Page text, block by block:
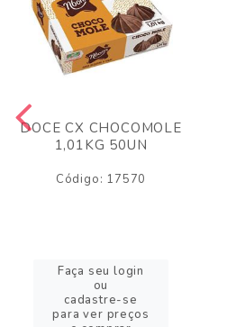
DOCE CX CHOCOMOLE
1,01KG 50UN
Código: 17570
Faça seu login
ou
cadastre-se
para ver preços